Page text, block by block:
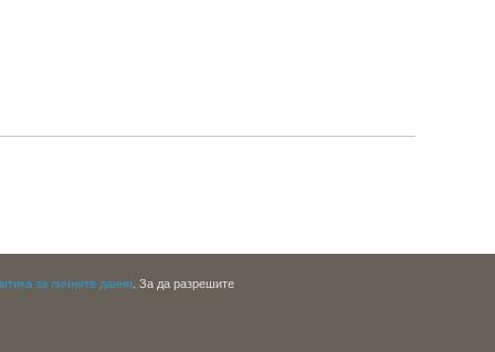
за личните данни . За да разрешите